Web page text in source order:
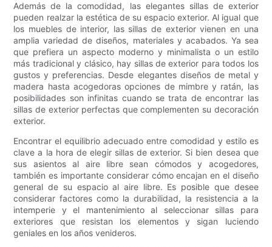
Además de la comodidad, las elegantes sillas de exterior
pueden realzar la estética de su espacio exterior. Al igual que
los muebles de interior, las sillas de exterior vienen en una
amplia variedad de diseños, materiales y acabados. Ya sea
que prefiera un aspecto moderno y minimalista o un estilo
más tradicional y clásico, hay sillas de exterior para todos los
gustos y preferencias. Desde elegantes diseños de metal y
madera hasta acogedoras opciones de mimbre y ratán, las
posibilidades son infinitas cuando se trata de encontrar las
sillas de exterior perfectas que complementen su decoración
exterior.
Encontrar el equilibrio adecuado entre comodidad y estilo es
clave a la hora de elegir sillas de exterior. Si bien desea que
sus asientos al aire libre sean cómodos y acogedores,
también es importante considerar cómo encajan en el diseño
general de su espacio al aire libre. Es posible que desee
considerar factores como la durabilidad, la resistencia a la
intemperie y el mantenimiento al seleccionar sillas para
exteriores que resistan los elementos y sigan luciendo
geniales en los años venideros.